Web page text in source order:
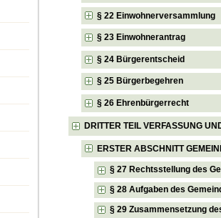
§ 22 Einwohnerversammlung
§ 23 Einwohnerantrag
§ 24 Bürgerentscheid
§ 25 Bürgerbegehren
§ 26 Ehrenbürgerrecht
DRITTER TEIL VERFASSUNG
ERSTER ABSCHNITT
§ 27 Rechtsstellung des
§ 28 Aufgaben des
§ 29 Zusammensetzung